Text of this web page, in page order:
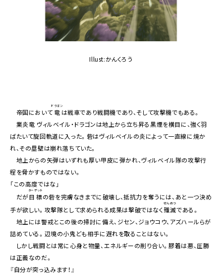
Illust:かんくろう
帝国において 竜
ドラゴン
は戦車であり戦闘機であり、そして攻撃機でもある。
業炎竜 ヴィルベイル・ドラゴンは地上から立ち昇る黒煙を横目に、強く羽
ばたいて旋回軌道に入った。砦はヴィルベイルの炎によって一直線に焼か
れ、その塁壁は崩れ落ちていた。
地上からの矢弾はいずれも厚い甲皮に弾かれ、ヴィルベイル隊の攻撃行
程を脅かすものではない。
「この高度ではな」
だが目標
ターゲット
の砦を完膚なきまでに破壊し、抵抗力を奪うには、あと一つ決め
手が欲しい。攻撃隊として求められる成果は撃破ではなく殲滅
せんめつ
である。
地上には警戒とこの後の掃討に備え、ジセン、ジョウコウ、アズハールらが
詰めている。辺境の小鬼ども相手に遅れを取ることはない。
しかし戦闘とは常に心身と物量、エネルギーの削り合い。膠着は悪、圧勝
は正義なのだ。
『自分が突っ込みます！』